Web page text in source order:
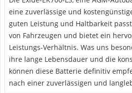
eine zuverlässige und
guten Leistung und Haltbarkeit
von Fahrzeugen und bietet ein
Leistungs-Verhältnis. Was uns
ihre lange Lebensdauer und die
können diese Batterie definitiv
nach einer zuverlässigen und